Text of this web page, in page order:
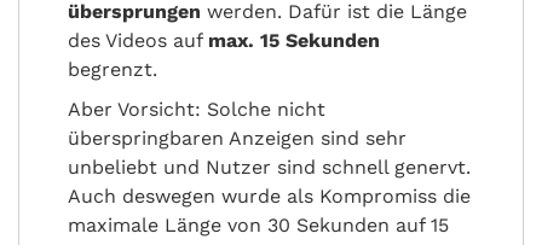
übersprungen werden. Dafür ist die Länge
des Videos auf max. 15 Sekunden
begrenzt.
Aber Vorsicht: Solche nicht
überspringbaren Anzeigen sind sehr
unbeliebt und Nutzer sind schnell genervt.
Auch deswegen wurde als Kompromiss die
maximale Länge von 30 Sekunden auf 15